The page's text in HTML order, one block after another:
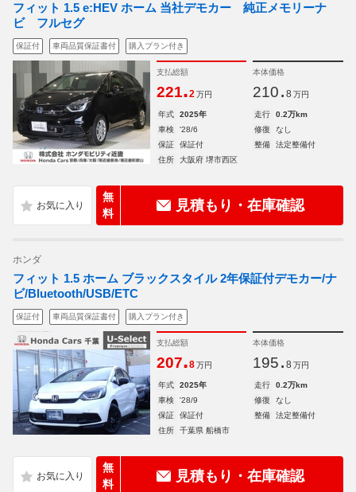
フィット 1.5 e:HEV ホーム 当社デモカー 純正メモリーナ
ビ フルセグ
保証付 車両品質保証書付 購入プラン付き
支払総額
221.2 万円
本体価格
210. 8 万円
年式 2025年 走行
0.2万km
車検
'28/6 修復
なし
保証
保証付 整備
法定整備付
住所
大阪府 堺市西区
無
料
見積もり・在庫確認
ホンダ
フィット 1.5 ホーム ブラックスタイル 2年保証付デモカー/ナ
ビ/Bluetooth/USB/ETC
保証付 車両品質保証書付 購入プラン付き
支払総額
207.8 万円
本体価格
195. 8 万円
年式 2025年 走行
0.2万km
車検
'28/9 修復
なし
保証
保証付 整備
法定整備付
住所
千葉県 船橋市
無
料
見積もり・在庫確認